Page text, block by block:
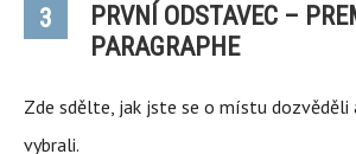
3
PRVNÍ ODSTAVEC –
PARAGRAPHE
Zde sdělte, jak jste se o místu dozvěděli
vybrali.